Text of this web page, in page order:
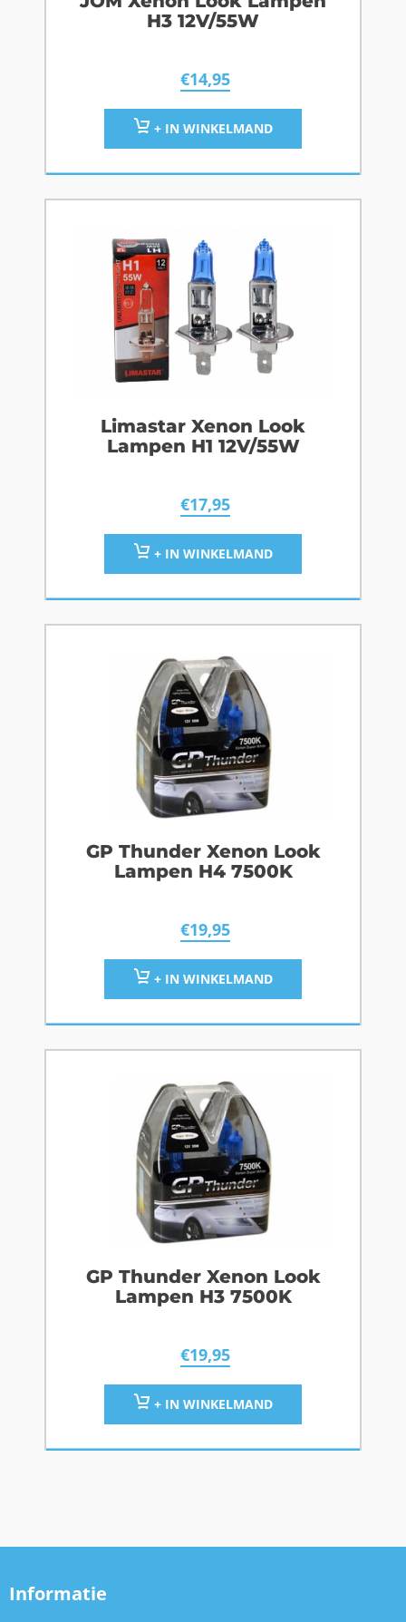
H3 12V/55W
€14,95
+ IN WINKELMAND
Limastar Xenon Look
Lampen H1 12V/55W
€17,95
+ IN WINKELMAND
GP Thunder Xenon Look
Lampen H4 7500K
€19,95
+ IN WINKELMAND
GP Thunder Xenon Look
Lampen H3 7500K
€19,95
+ IN WINKELMAND
Informatie